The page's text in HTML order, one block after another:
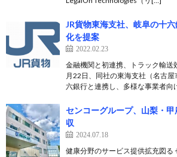
JR貨物東海支社、岐阜の十
化を提案
2022.02.23
金融機関と初連携、トラック輸送
月22日、同社の東海支社（名古
六銀行と連携し、多様な事業者向
センコーグループ、山梨・
収
2024.07.18
健康分野のサービス提供拡充図る